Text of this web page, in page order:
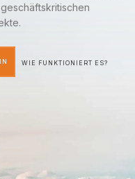
WIE FUNKTIONIERT ES?